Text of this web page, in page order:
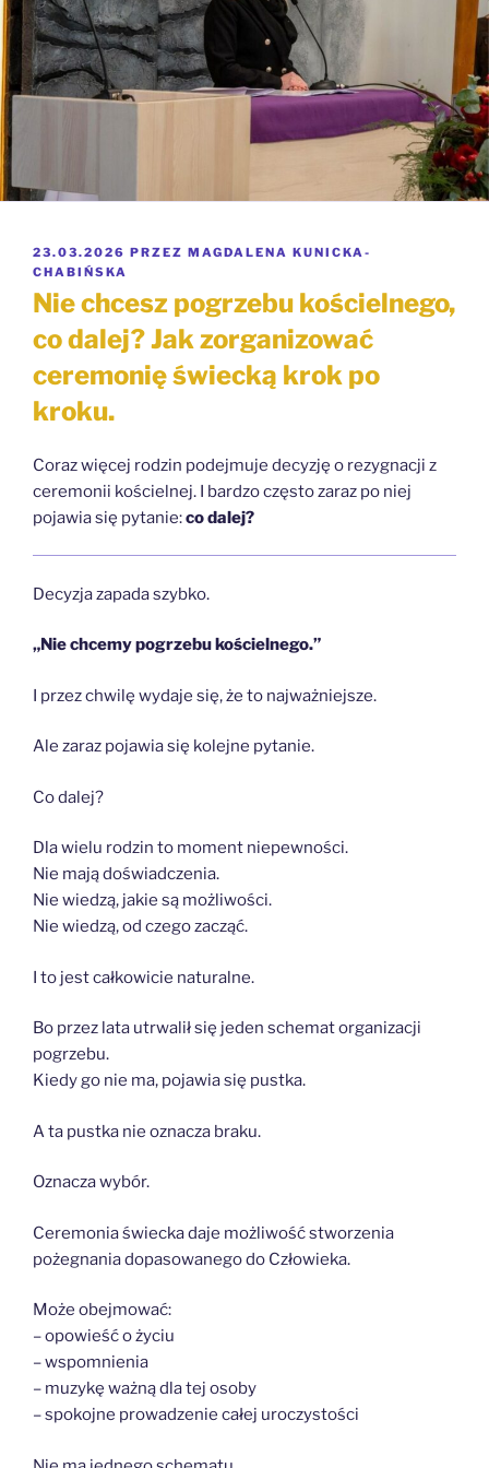
OPUBLIKOWANE
W
23.03.2026 PRZEZ MAGDALENA KUNICKA-
CHABIŃSKA
Nie chcesz pogrzebu kościelnego,
co dalej? Jak zorganizować
ceremonię świecką krok po
kroku.
Coraz więcej rodzin podejmuje decyzję o rezygnacji z
ceremonii kościelnej. I bardzo często zaraz po niej
pojawia się pytanie:co dalej?
Decyzja zapada szybko.
„Nie chcemy pogrzebu kościelnego.”
I przez chwilę wydaje się, że to najważniejsze.
Ale zaraz pojawia się kolejne pytanie.
Co dalej?
Dla wielu rodzin to moment niepewności.
Nie mają doświadczenia.
Nie wiedzą, jakie są możliwości.
Nie wiedzą, od czego zacząć.
I to jest całkowicie naturalne.
Bo przez lata utrwalił się jeden schemat organizacji
pogrzebu.
Kiedy go nie ma, pojawia się pustka.
A ta pustka nie oznacza braku.
Oznacza wybór.
Ceremonia świecka daje możliwość stworzenia
pożegnania dopasowanego do Człowieka.
Może obejmować:
– opowieść o życiu
– wspomnienia
– muzykę ważną dla tej osoby
– spokojne prowadzenie całej uroczystości